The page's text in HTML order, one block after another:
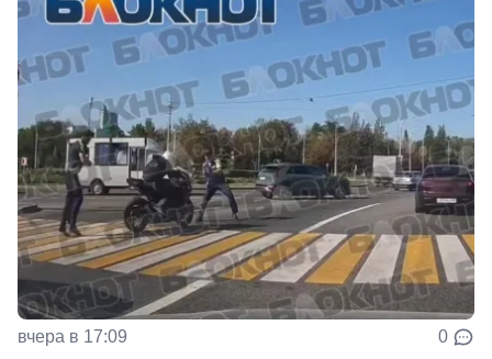
вчера в 17:09 0